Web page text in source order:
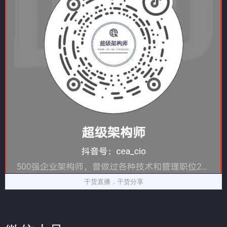
干货直播，干货分享